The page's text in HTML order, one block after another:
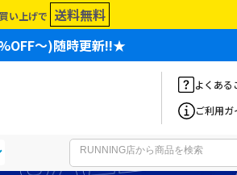
い上げで 送料無料
～)随時更新!!★
よくある
ご利用ガ